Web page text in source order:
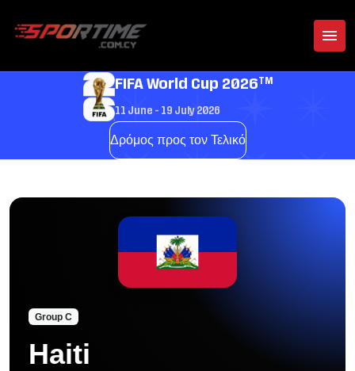
FIFA World Cup 2026TM
11 June - 19 July 2026
Δρόμος προς τον Τελικό
Group C
Haiti